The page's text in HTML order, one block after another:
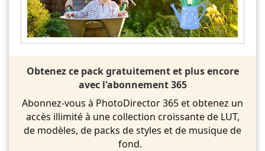
Obtenez ce pack gratuitement et plus encore
avec l'abonnement 365
Abonnez-vous à PhotoDirector 365 et obtenez un
accès illimité à une collection croissante de LUT,
de modèles, de packs de styles et de musique de
fond.